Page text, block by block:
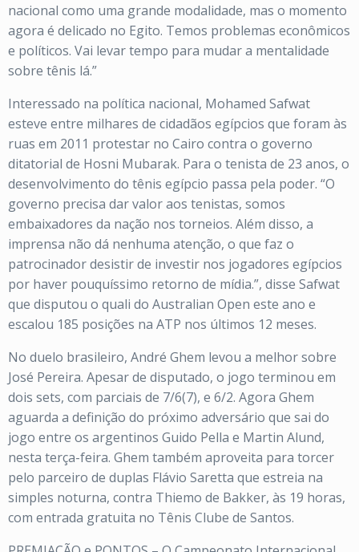
nacional como uma grande modalidade, mas o momento
agora é delicado no Egito. Temos problemas econômicos
e políticos. Vai levar tempo para mudar a mentalidade
sobre tênis lá.”
Interessado na política nacional, Mohamed Safwat
esteve entre milhares de cidadãos egípcios que foram às
ruas em 2011 protestar no Cairo contra o governo
ditatorial de Hosni Mubarak. Para o tenista de 23 anos, o
desenvolvimento do tênis egípcio passa pela poder. “O
governo precisa dar valor aos tenistas, somos
embaixadores da nação nos torneios. Além disso, a
imprensa não dá nenhuma atenção, o que faz o
patrocinador desistir de investir nos jogadores egípcios
por haver pouquíssimo retorno de mídia.”, disse Safwat
que disputou o quali do Australian Open este ano e
escalou 185 posições na ATP nos últimos 12 meses.
No duelo brasileiro, André Ghem levou a melhor sobre
José Pereira. Apesar de disputado, o jogo terminou em
dois sets, com parciais de 7/6(7), e 6/2. Agora Ghem
aguarda a definição do próximo adversário que sai do
jogo entre os argentinos Guido Pella e Martin Alund,
nesta terça-feira. Ghem também aproveita para torcer
pelo parceiro de duplas Flávio Saretta que estreia na
simples noturna, contra Thiemo de Bakker, às 19 horas,
com entrada gratuita no Tênis Clube de Santos.